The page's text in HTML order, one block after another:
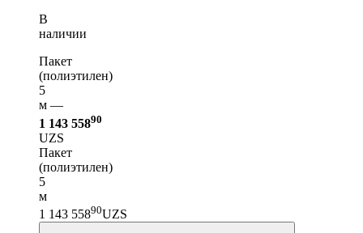
В
наличии
Пакет
(полиэтилен)
5
м —
1 143 55890
UZS
Пакет
(полиэтилен)
5
м
1 143 55890UZS